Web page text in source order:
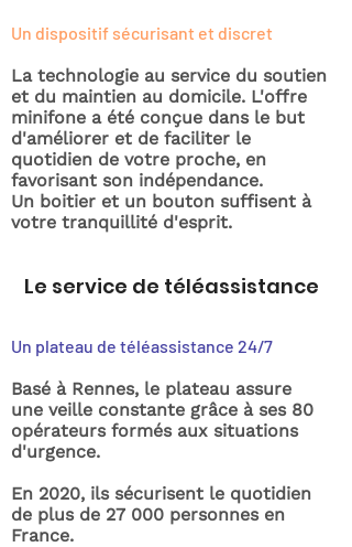
Un dispositif sécurisant et discret
La technologie au service du soutien
et du maintien au domicile. L'offre
minifone a été conçue dans le but
d'améliorer et de faciliter le
quotidien de votre proche, en
favorisant son indépendance.
Un boitier et un bouton suffisent à
votre tranquillité d'esprit.
Le service de téléassistance
Un plateau de téléassistance 24/7
Basé à Rennes, le plateau assure
une veille constante grâce à ses 80
opérateurs formés aux situations
d'urgence.
En 2020, ils sécurisent le quotidien
de plus de 27 000 personnes en
France.